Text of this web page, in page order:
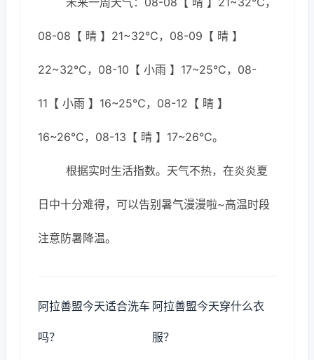
08-08【 晴 】21~32℃，08-09【 晴 】
22~32℃，08-10【 小雨 】17~25℃，08-
11【 小雨 】16~25℃，08-12【 晴 】
16~26℃，08-13【 晴 】17~26℃。
根据实时生活指数。天气不热，在炎炎夏
日中十分难得，可以告别暑气漫漫啦~高温时段
注意防暑降温。
阿拉善盟今天适合洗车
吗？
阿拉善盟今天穿什么衣
服？